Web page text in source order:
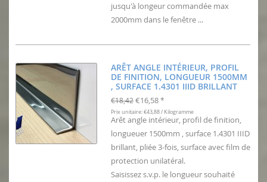
jusqu'à longeur commandée max
2000mm dans le fenêtre ...
ARÊT ANGLE INTÉRIEUR, PROFIL
DE FINITION, LONGUEUR 1500MM
, SURFACE 1.4301 IIID BRILLANT
€18,42 €16,58 *
Prix unitaire: €43,88 / Kilogramme
Arêt angle intérieur, profil de finition,
longueuer 1500mm , surface 1.4301 IIID
brillant, pliée 3-fois, surface avec film de
protection unilatéral.
Saisissez s.v.p. le longueur souhaité